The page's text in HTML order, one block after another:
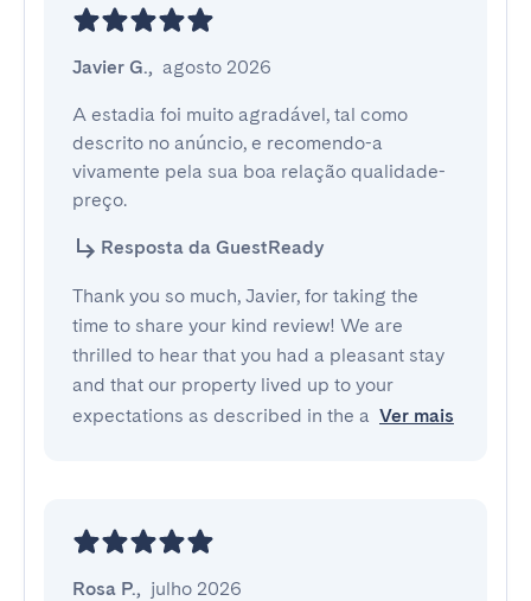
Javier G., agosto 2026
A estadia foi muito agradável, tal como
descrito no anúncio, e recomendo-a
vivamente pela sua boa relação qualidade-
preço.
Resposta da GuestReady
Thank you so much, Javier, for taking the
time to share your kind review! We are
thrilled to hear that you had a pleasant stay
and that our property lived up to your
expectations as described in the a Ver mais
Rosa P., julho 2026